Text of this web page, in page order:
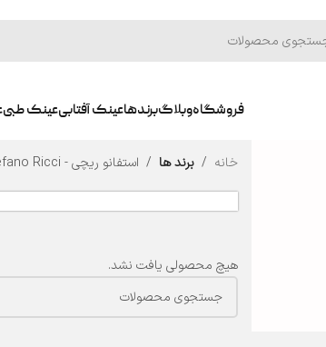
فروشگاهوبلاگبرندهاعینک آفتابیعینک طبی
خانه / برند ها / استفانو ریچی - Stefano Ricci
هیچ محصولی یافت نشد.